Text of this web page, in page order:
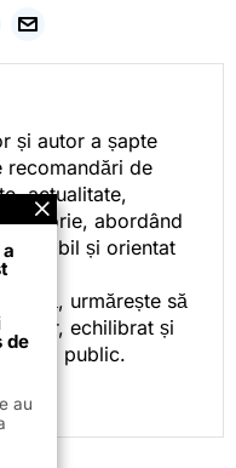
și autor a șapte
recomandări de
actualitate,
istorie, abordând
și orientat
urmărește să
clar, echilibrat și
public.
de
au